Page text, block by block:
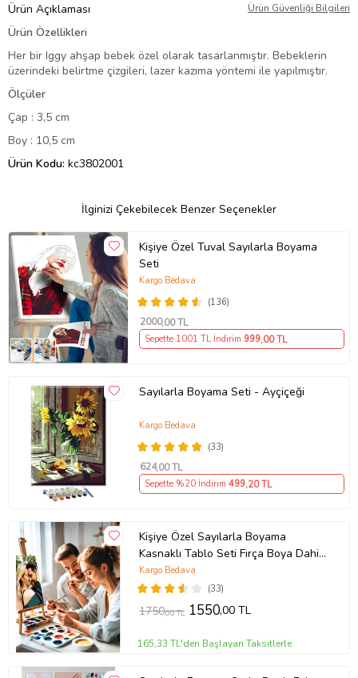
Ürün Açıklaması Ürün Güvenliği Bilgileri
Ürün Özellikleri
Her bir Iggy ahşap bebek özel olarak tasarlanmıştır. Bebeklerin
üzerindeki belirtme çizgileri, lazer kazıma yöntemi ile yapılmıştır.
Ölçüler
Çap : 3,5 cm
Boy : 10,5 cm
Ürün Kodu: kc3802001
İlginizi Çekebilecek Benzer Seçenekler
Kişiye Özel Tuval Sayılarla Boyama
Seti
(136)
Kargo Bedava
2000,00 TL
Sepette 1001 TL İndirim 999,00 TL
Sayılarla Boyama Seti - Ayçiçeği
(33)
Kargo Bedava
624,00 TL
Sepette %20 İndirim 499,20 TL
Kişiye Özel Sayılarla Boyama
Kasnaklı Tablo Seti Fırça Boya Dahil
40x50 Hediye,Hobi
(33)
Kargo Bedava
1750,00 TL 1550,00 TL
165,33 TL'den Başlayan Taksitlerle